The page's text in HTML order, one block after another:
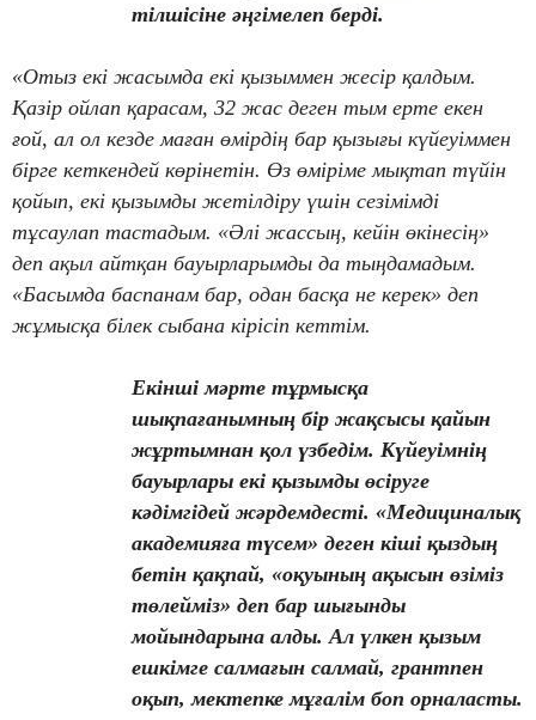
тілшісіне әңгімелеп берді.
«Отыз екі жасымда екі қызыммен жесір қалдым.
Қазір ойлап қарасам, 32 жас деген тым ерте екен
ғой, ал ол кезде маған өмірдің бар қызығы күйеуіммен
бірге кеткендей көрінетін. Өз өміріме мықтап түйін
қойып, екі қызымды жетілдіру үшін сезімімді
тұсаулап тастадым. «Әлі жассың, кейін өкінесің»
деп ақыл айтқан бауырларымды да тыңдамадым.
«Басымда баспанам бар, одан басқа не керек» деп
жұмысқа білек сыбана кірісіп кеттім.
Екінші мәрте тұрмысқа
шықпағанымның бір жақсысы қайын
жұртымнан қол үзбедім. Күйеуімнің
бауырлары екі қызымды өсіруге
кәдімгідей жәрдемдесті. «Медициналық
академияға түсем» деген кіші қыздың
бетін қақпай, «оқуының ақысын өзіміз
төлейміз» деп бар шығынды
мойындарына алды. Ал үлкен қызым
ешкімге салмағын салмай, грантпен
оқып, мектепке мұғалім боп орналасты.